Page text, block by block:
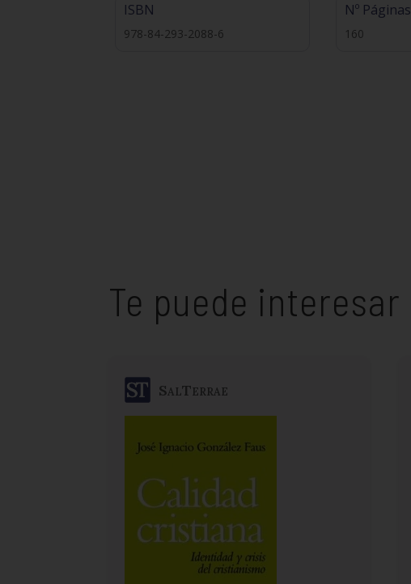
ISBN
978-84-293-2088-6
Nº Páginas
160
Te puede interesar
SalTerrae